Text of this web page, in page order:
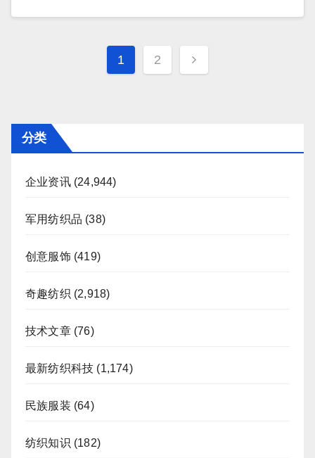
文
章
1 2
分类
企业资讯(24,944)
军用纺织品 (38)
创意服饰(419)
奇趣纺织 (2,918)
技术文章(76)
最新纺织科技 (1,174)
民族服装 (64)
纺织知识 (182)